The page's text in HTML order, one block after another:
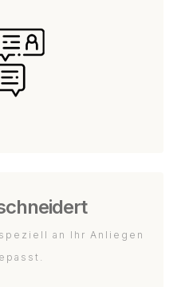
an Ihr Anliegen